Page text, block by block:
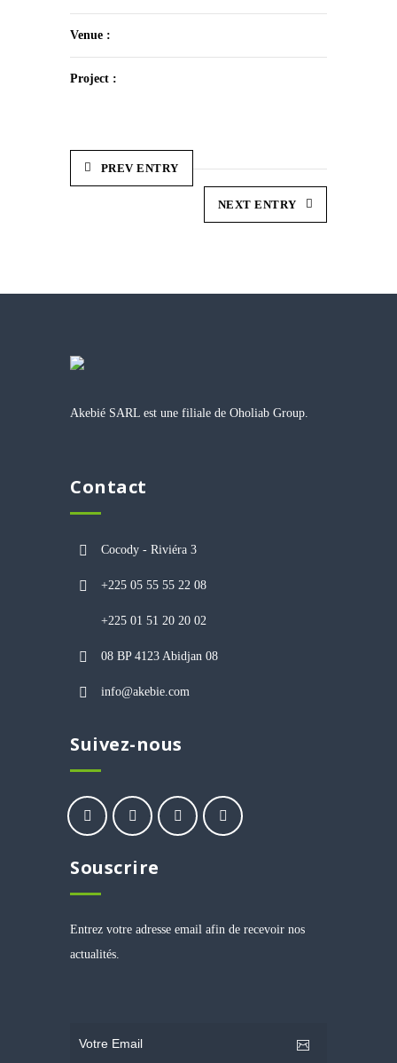
Venue :
Project :
PREV ENTRY
NEXT ENTRY
Akebié SARL est une filiale de Oholiab Group.
Contact
Cocody - Riviéra 3
+225 05 55 55 22 08
+225 01 51 20 20 02
08 BP 4123 Abidjan 08
info@akebie.com
Suivez-nous
Souscrire
Entrez votre adresse email afin de recevoir nos
actualités.